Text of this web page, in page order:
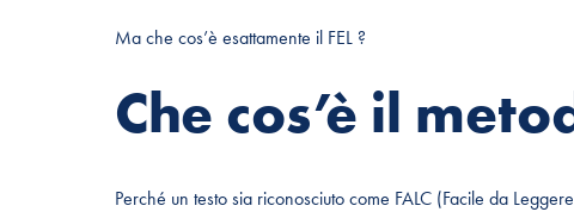
Ma che cos’è esattamente il FEL ?
Che cos’è il
Perché un testo sia riconosciuto come FALC (Facile da